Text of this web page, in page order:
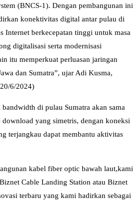
(BNCS-1). Dengan pembangunan ini
konektivitas digital antar pulau di
Internet berkecepatan tinggi untuk masa
digitalisasi serta modernisasi
itu memperkuat perluasan jaringan
dan Sumatra”, ujar Adi Kusma,
6/2024)
di pulau Sumatra akan sama
download yang simetris, dengan koneksi
terjangkau dapat membantu aktivitas
kabel fiber optic bawah laut,kami
Cable Landing Station atau Biznet
terbaru yang kami hadirkan sebagai